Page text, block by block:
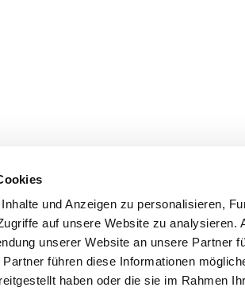
und Anzeigen zu personalisieren,
auf unsere Website zu analysieren.
unserer Website an unsere Partner
führen diese Informationen
haben oder die sie im Rahmen